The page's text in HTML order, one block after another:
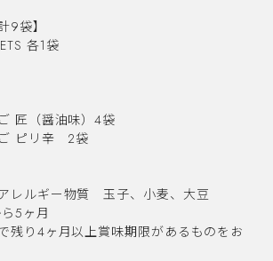
9袋】
各1袋
匠（醤油味）4袋
ご ピリ辛 2袋
レルギー物質 玉子、小麦、大豆
ら5ヶ月
残り4ヶ月以上賞味期限があるものをお